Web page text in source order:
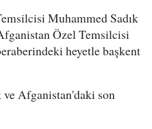
Muhammed Sadık
Özel Temsilcisi
heyetle başkent
Afganistan'daki son